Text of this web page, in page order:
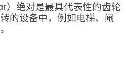
绝对是最具代表性的齿轮
的设备中，例如电梯、闸